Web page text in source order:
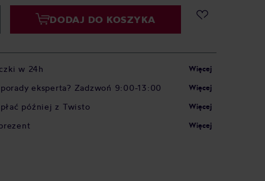
DODAJ DO KOSZYKA
w 24h Więcej
eksperta? Zadzwoń 9:00-13:00 Więcej
później z Twisto Więcej
Więcej